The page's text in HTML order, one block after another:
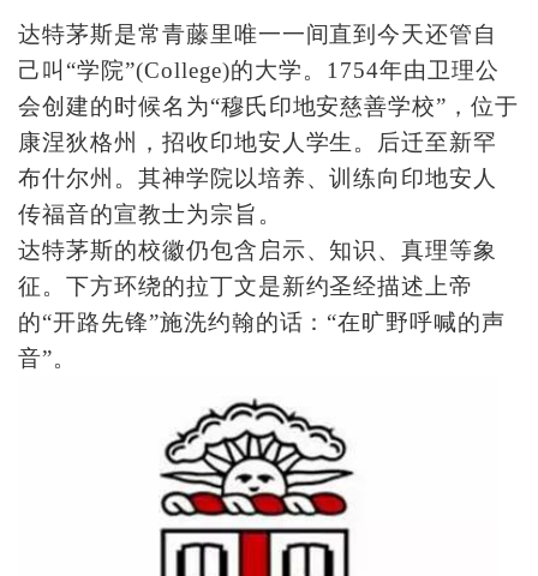
达特茅斯是常青藤里唯一一间直到今天还管自
己叫“学院”(College)的大学。1754年由卫理公
会创建的时候名为“穆氏印地安慈善学校”，位于
康涅狄格州，招收印地安人学生。后迁至新罕
布什尔州。其神学院以培养、训练向印地安人
传福音的宣教士为宗旨。
达特茅斯的校徽仍包含启示、知识、真理等象
征。下方环绕的拉丁文是新约圣经描述上帝
的“开路先锋”施洗约翰的话：“在旷野呼喊的声
音”。